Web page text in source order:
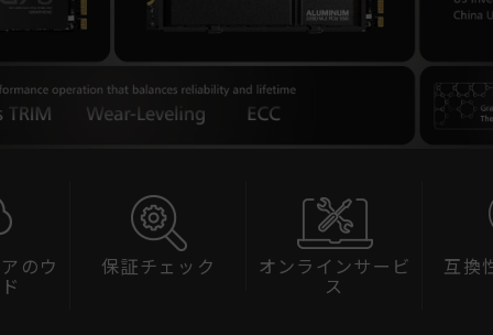
ック
オンラインサービ
互換性チェック スペ